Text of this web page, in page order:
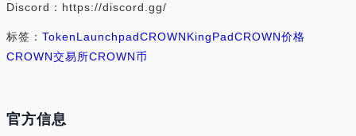
Discord：https://discord.gg/
标签： TokenLaunchpadCROWNKingPadCROWN价格
CROWN交易所CROWN币
官方信息